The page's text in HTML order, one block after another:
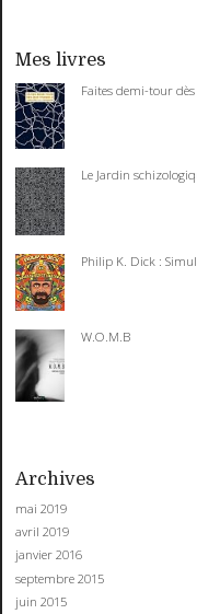
Mes livres
Faites demi-tour
Le Jardin
Philip K. Dick :
W.O.M.B
Archives
mai 2019
avril 2019
janvier 2016
septembre 2015
juin 2015